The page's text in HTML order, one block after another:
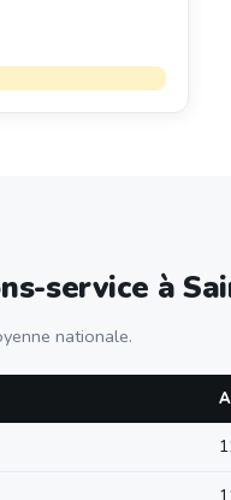
service à
nationale.